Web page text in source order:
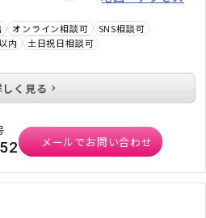
オンライン相談可
SNS相談可
内
土日祝日相談可
しく見る
メールでお問い合わせ